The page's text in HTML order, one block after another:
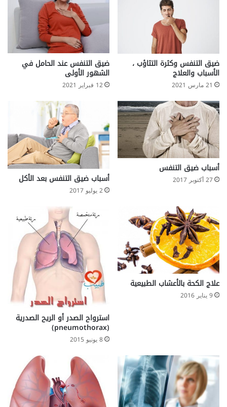
ا
ر
م
ا
ل
س
ب
؟
م
ا
ا
؟
ضيق التنفس وكثرة التثاؤب ،
الأسباب والعلاج
21 مارس 2021
ضيق التنفس عند الحامل في
الشهور الأولى
12 فبراير 2021
أسباب ضيق التنفس
27 أكتوبر 2017 أسباب ضيق التنفس بعد الأكل
2 يوليو 2017
علاج الكحة بالأعشاب الطبيعية
9 يناير 2016
استرواح الصدر أو الريح الصدرية
(pneumothorax)
8 يونيو 2015